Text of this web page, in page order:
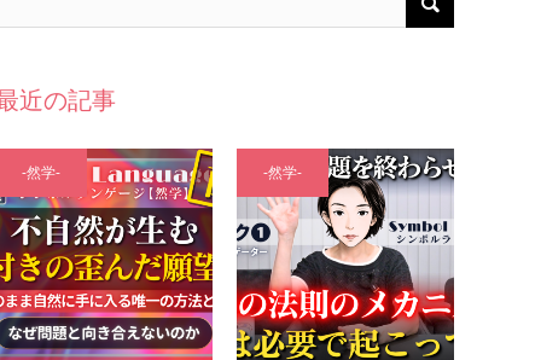
近の記事
-然学- -然学-